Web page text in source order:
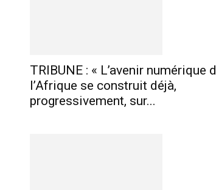
TRIBUNE : « L’avenir numérique
l’Afrique se construit déjà,
progressivement, sur...